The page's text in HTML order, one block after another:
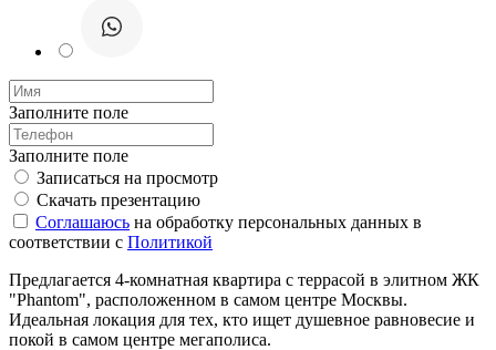
Заполните поле
Заполните поле
Записаться на просмотр
Скачать презентацию
Соглашаюсь на обработку персональных данных в
соответствии с Политикой
Предлагается 4-комнатная квартира с террасой в элитном ЖК
"Phantom", расположенном в самом центре Москвы.
Идеальная локация для тех, кто ищет душевное равновесие и
покой в самом центре мегаполиса.